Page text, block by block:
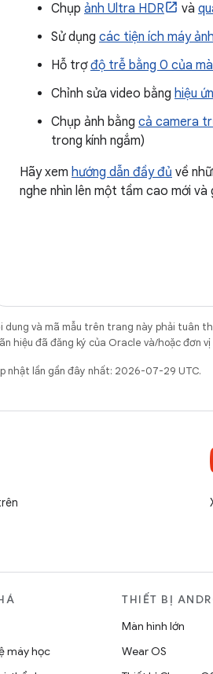
Chụp ảnh Ultra HDR và
Sử dụng các tiện ích máy ảnh
Hỗ trợđộ trễ bằng 0 của
Chỉnh sửa video bằng hiệu
Chụp ảnh bằng cả camera
trong kính ngắm)
Hãy xem hướng dẫn đầy đủ về
nghe nhìn lên một tầm cao mới và
dung và mã mẫu trên trang này phải tuân
hiệu đã đăng ký của Oracle và/hoặc đơn
nhật lần gần đây nhất: 2026-07-29 UTC.
máy học
THIẾT BỊ
Màn hình lớn
Wear OS